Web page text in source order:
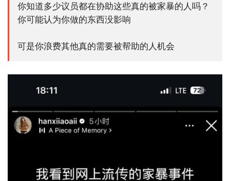
你知道多少议员都在协助这些真的被家暴的人吗？
你可能认为你做的东西没影响
可是你浪费其他真的需要被帮助的人机会